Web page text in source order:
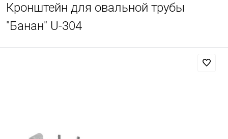
Кронштейн для овальной трубы
"Банан" U-304